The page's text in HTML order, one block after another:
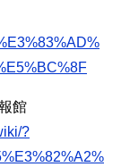
館
?